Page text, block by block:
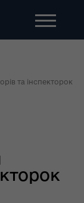
та інспекторок